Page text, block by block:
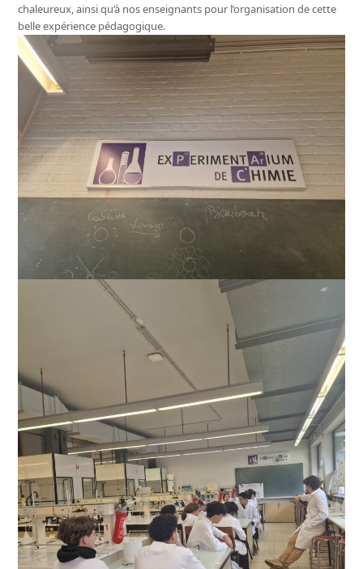
chaleureux, ainsi qu’à nos enseignants pour l’organisation de cette
belle expérience pédagogique.